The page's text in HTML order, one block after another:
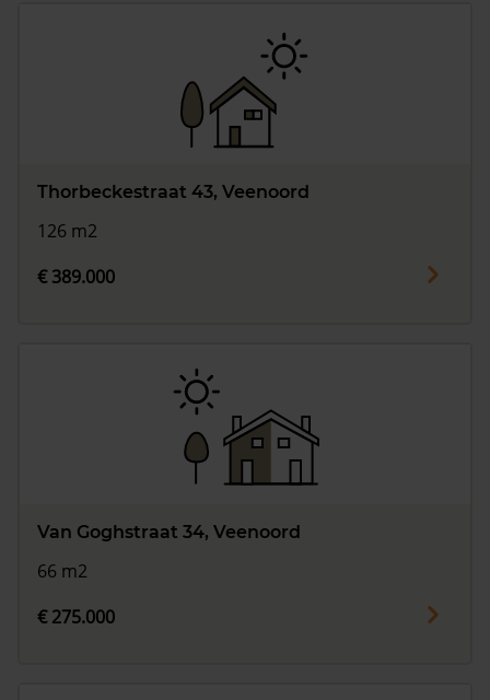
Thorbeckestraat 43, Veenoord
126 m2
€ 389.000
Van Goghstraat 34, Veenoord
66 m2
€ 275.000